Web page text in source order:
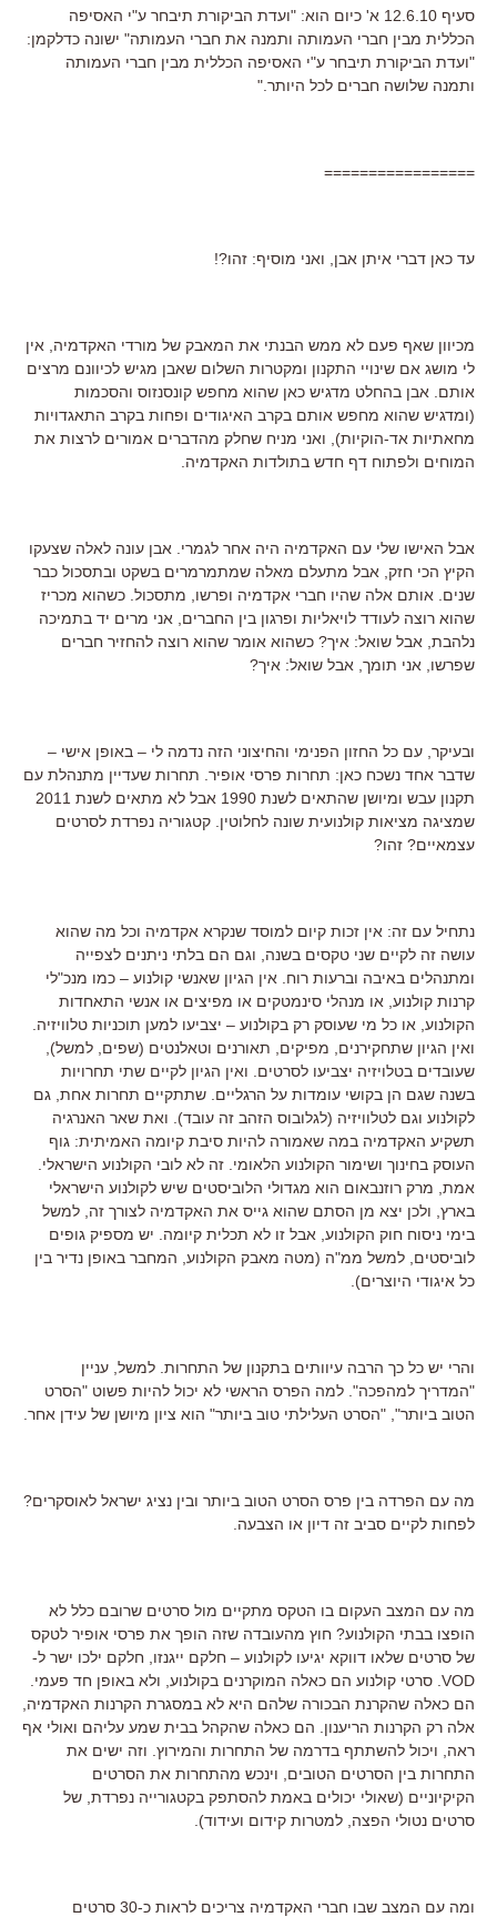
סעיף 12.6.10 א' כיום הוא: "ועדת הביקורת תיבחר ע"י האסיפה
הכללית מבין חברי העמותה ותמנה את חברי העמותה" ישונה כדלקמן:
"ועדת הביקורת תיבחר ע"י האסיפה הכללית מבין חברי העמותה
ותמנה שלושה חברים לכל היותר."
=================
עד כאן דברי איתן אבן, ואני מוסיף: זהו?!
מכיוון שאף פעם לא ממש הבנתי את המאבק של מורדי האקדמיה, אין
לי מושג אם שינויי התקנון ומקטרות השלום שאבן מגיש לכיוונם מרצים
אותם. אבן בהחלט מדגיש כאן שהוא מחפש קונסנזוס והסכמות
(ומדגיש שהוא מחפש אותם בקרב האיגודים ופחות בקרב התאגדויות
מחאתיות אד-הוקיות), ואני מניח שחלק מהדברים אמורים לרצות את
המוחים ולפתוח דף חדש בתולדות האקדמיה.
אבל האישו שלי עם האקדמיה היה אחר לגמרי. אבן עונה לאלה שצעקו
הקיץ הכי חזק, אבל מתעלם מאלה שמתמרמרים בשקט ובתסכול כבר
שנים. אותם אלה שהיו חברי אקדמיה ופרשו, מתסכול. כשהוא מכריז
שהוא רוצה לעודד לויאליות ופרגון בין החברים, אני מרים יד בתמיכה
נלהבת, אבל שואל: איך? כשהוא אומר שהוא רוצה להחזיר חברים
שפרשו, אני תומך, אבל שואל: איך?
ובעיקר, עם כל החזון הפנימי והחיצוני הזה נדמה לי – באופן אישי –
שדבר אחד נשכח כאן: תחרות פרסי אופיר. תחרות שעדיין מתנהלת עם
תקנון עבש ומיושן שהתאים לשנת 1990 אבל לא מתאים לשנת 2011
שמציגה מציאות קולנועית שונה לחלוטין. קטגוריה נפרדת לסרטים
עצמאיים? זהו?
נתחיל עם זה: אין זכות קיום למוסד שנקרא אקדמיה וכל מה שהוא
עושה זה לקיים שני טקסים בשנה, וגם הם בלתי ניתנים לצפייה
ומתנהלים באיבה וברעות רוח. אין הגיון שאנשי קולנוע – כמו מנכ"לי
קרנות קולנוע, או מנהלי סינמטקים או מפיצים או אנשי התאחדות
הקולנוע, או כל מי שעוסק רק בקולנוע – יצביעו למען תוכניות טלוויזיה.
ואין הגיון שתחקירנים, מפיקים, תאורנים וטאלנטים (שפים, למשל),
שעובדים בטלויזיה יצביעו לסרטים. ואין הגיון לקיים שתי תחרויות
בשנה שגם הן בקושי עומדות על הרגליים. שתתקיים תחרות אחת, גם
לקולנוע וגם לטלוויזיה (לגלובוס הזהב זה עובד). ואת שאר האנרגיה
תשקיע האקדמיה במה שאמורה להיות סיבת קיומה האמיתית: גוף
העוסק בחינוך ושימור הקולנוע הלאומי. זה לא לובי הקולנוע הישראלי.
אמת, מרק רוזנבאום הוא מגדולי הלוביסטים שיש לקולנוע הישראלי
בארץ, ולכן יצא מן הסתם שהוא גייס את האקדמיה לצורך זה, למשל
בימי ניסוח חוק הקולנוע, אבל זו לא תכלית קיומה. יש מספיק גופים
לוביסטים, למשל ממ"ה (מטה מאבק הקולנוע, המחבר באופן נדיר בין
כל איגודי היוצרים).
והרי יש כל כך הרבה עיוותים בתקנון של התחרות. למשל, עניין
"המדריך למהפכה". למה הפרס הראשי לא יכול להיות פשוט "הסרט
הטוב ביותר", "הסרט העלילתי טוב ביותר" הוא ציון מיושן של עידן אחר.
מה עם הפרדה בין פרס הסרט הטוב ביותר ובין נציג ישראל לאוסקרים?
לפחות לקיים סביב זה דיון או הצבעה.
מה עם המצב העקום בו הטקס מתקיים מול סרטים שרובם כלל לא
הופצו בבתי הקולנוע? חוץ מהעובדה שזה הופך את פרסי אופיר לטקס
של סרטים שלאו דווקא יגיעו לקולנוע – חלקם ייגנזו, חלקם ילכו ישר ל-
VOD. סרטי קולנוע הם כאלה המוקרנים בקולנוע, ולא באופן חד פעמי.
הם כאלה שהקרנת הבכורה שלהם היא לא במסגרת הקרנות האקדמיה,
אלה רק הקרנות הריענון. הם כאלה שהקהל בבית שמע עליהם ואולי אף
ראה, ויכול להשתתף בדרמה של התחרות והמירוץ. וזה ישים את
התחרות בין הסרטים הטובים, וינכש מהתחרות את הסרטים
הקיקיוניים (שאולי יכולים באמת להסתפק בקטגורייה נפרדת, של
סרטים נטולי הפצה, למטרות קידום ועידוד).
ומה עם המצב שבו חברי האקדמיה צריכים לראות כ-30 סרטים